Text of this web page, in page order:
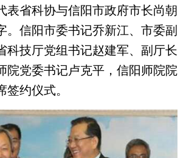
表省科协与信阳市政府市长尚朝
。信阳市委书记乔新江、市委副
科技厅党组书记赵建军、副厅长
院党委书记卢克平，信阳师院院
约仪式。